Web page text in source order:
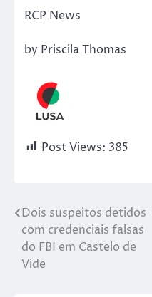
RCP News
by Priscila Thomas
Post Views: 385
Dois suspeitos detidos
com credenciais falsas
do FBI em Castelo de
Vide